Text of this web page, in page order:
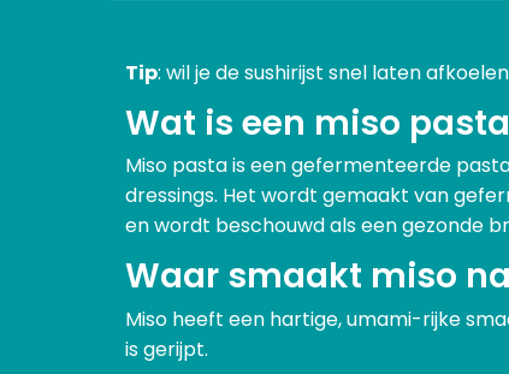
Tip: wil je de sushirijst snel laten
Wat is een miso
Miso pasta is een gefermenteerde
dressings. Het wordt gemaakt van
en wordt beschouwd als een gezonde
Waar smaakt miso
Miso heeft een hartige, umami-rijke
is gerijpt.